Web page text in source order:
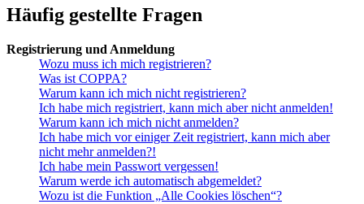
Häufig gestellte Fragen
Registrierung und Anmeldung
Wozu muss ich mich registrieren?
Was ist COPPA?
Warum kann ich mich nicht registrieren?
Ich habe mich registriert, kann mich aber nicht anmelden!
Warum kann ich mich nicht anmelden?
Ich habe mich vor einiger Zeit registriert, kann mich aber
nicht mehr anmelden?!
Ich habe mein Passwort vergessen!
Warum werde ich automatisch abgemeldet?
Wozu ist die Funktion „Alle Cookies löschen“?